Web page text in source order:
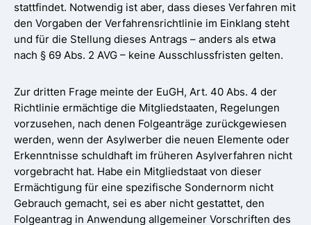
stattfindet. Notwendig ist aber, dass dieses Verfahren mit
den Vorgaben der Verfahrensrichtlinie im Einklang steht
und für die Stellung dieses Antrags – anders als etwa
nach § 69 Abs. 2 AVG – keine Ausschlussfristen gelten.
Zur dritten Frage meinte der EuGH, Art. 40 Abs. 4 der
Richtlinie ermächtige die Mitgliedstaaten, Regelungen
vorzusehen, nach denen Folgeanträge zurückgewiesen
werden, wenn der Asylwerber die neuen Elemente oder
Erkenntnisse schuldhaft im früheren Asylverfahren nicht
vorgebracht hat. Habe ein Mitgliedstaat von dieser
Ermächtigung für eine spezifische Sondernorm nicht
Gebrauch gemacht, sei es aber nicht gestattet, den
Folgeantrag in Anwendung allgemeiner Vorschriften des